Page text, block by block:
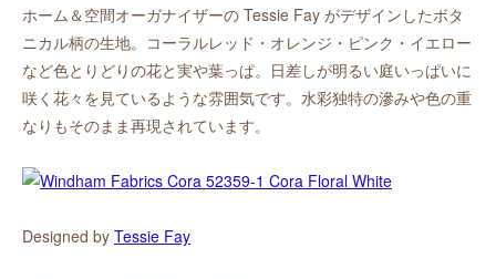
ホーム＆空間オーガナイザーの Tessie Fay がデザインしたボタ
ニカル柄の生地。コーラルレッド・オレンジ・ピンク・イエロー
など色とりどりの花と実や葉っぱ。日差しが明るい庭いっぱいに
咲く花々を見ているような雰囲気です。水彩独特の滲みや色の重
なりもそのまま再現されています。
Designed by Tessie Fay